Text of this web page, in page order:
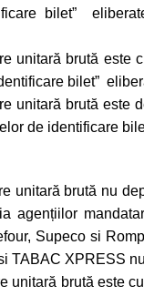
bilet”
unitară brută
bilet”
unitară brută este
de identificare
unitară brută nu
agențiilor
Supeco si
TABAC XPRESS
unitară brută este